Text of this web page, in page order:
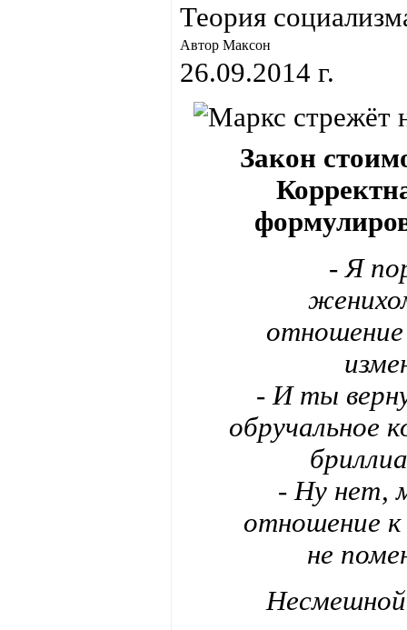
Теория
Автор Максон
26.09.2014 г.
Закон
- Я
- И ты
обручальное
- Ну нет,
отношение к
не